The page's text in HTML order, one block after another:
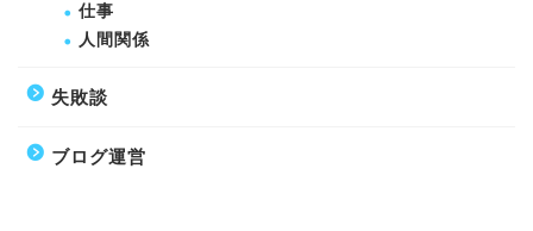
仕事
人間関係
失敗談
ブログ運営